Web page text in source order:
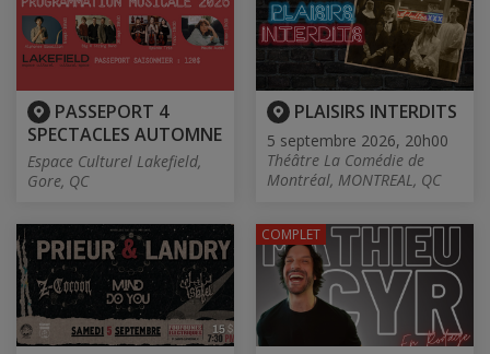
PASSEPORT 4
SPECTACLES AUTOMNE
Espace Culturel Lakefield,
Gore, QC
PLAISIRS INTERDITS
5 septembre 2026, 20h00
Théâtre La Comédie de
Montréal, MONTREAL, QC
COMPLET